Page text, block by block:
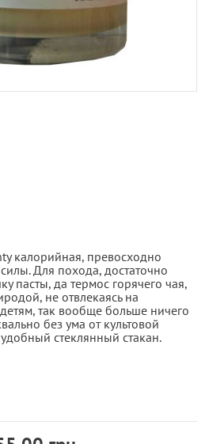
калорийная, превосходно
Для похода, достаточно
пасты, да термос горячего чая,
не отвлекаясь на
так вообще больше ничего
без ума от культовой
стеклянный стакан.